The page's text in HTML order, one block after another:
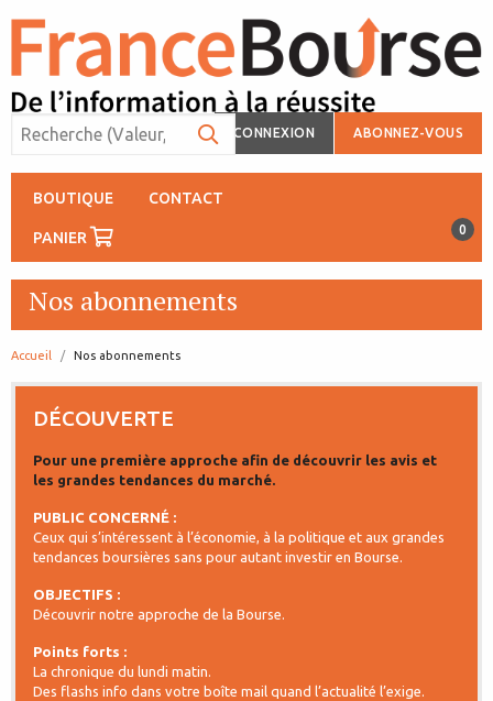
CONNEXION ABONNEZ-VOUS
BOUTIQUE CONTACT
PANIER 0
Nos abonnements
Accueil page:
Nos abonnements
DÉCOUVERTE
Pour une première approche afin de découvrir les avis et
les grandes tendances du marché.
PUBLIC CONCERNÉ :
Ceux qui s’intéressent à l’économie, à la politique et aux grandes
tendances boursières sans pour autant investir en Bourse.
OBJECTIFS :
Découvrir notre approche de la Bourse.
Points forts :
La chronique du lundi matin.
Des flashs info dans votre boîte mail quand l’actualité l’exige.